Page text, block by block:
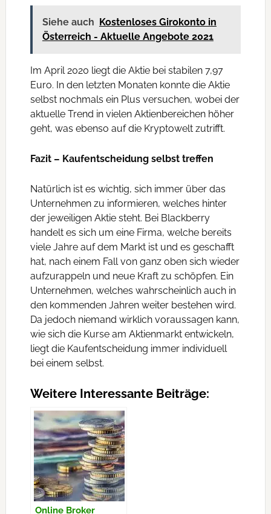
Siehe auch
Kostenloses Girokonto in
Österreich - Aktuelle Angebote 2021
Im April 2020 liegt die Aktie bei stabilen 7,97
Euro. In den letzten Monaten konnte die Aktie
selbst nochmals ein Plus versuchen, wobei der
aktuelle Trend in vielen Aktienbereichen höher
geht, was ebenso auf die Kryptowelt zutrifft.
Fazit – Kaufentscheidung selbst treffen
Natürlich ist es wichtig, sich immer über das
Unternehmen zu informieren, welches hinter
der jeweiligen Aktie steht. Bei Blackberry
handelt es sich um eine Firma, welche bereits
viele Jahre auf dem Markt ist und es geschafft
hat, nach einem Fall von ganz oben sich wieder
aufzurappeln und neue Kraft zu schöpfen. Ein
Unternehmen, welches wahrscheinlich auch in
den kommenden Jahren weiter bestehen wird.
Da jedoch niemand wirklich voraussagen kann,
wie sich die Kurse am Aktienmarkt entwickeln,
liegt die Kaufentscheidung immer individuell
bei einem selbst.
Weitere Interessante Beiträge:
Online Broker